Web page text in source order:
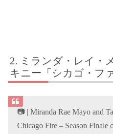
ミランダ・レイ・
キニー「シカゴ・フ
📷 | Miranda Rae Mayo and
Chicago Fire – Season Finale